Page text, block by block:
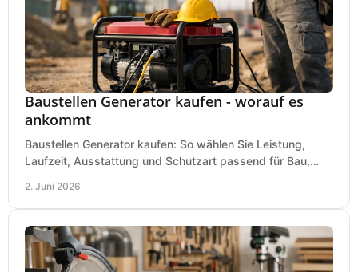
Baustellen Generator kaufen - worauf es
ankommt
Baustellen Generator kaufen: So wählen Sie Leistung,
Laufzeit, Ausstattung und Schutzart passend für Bau,
2. Juni 2026